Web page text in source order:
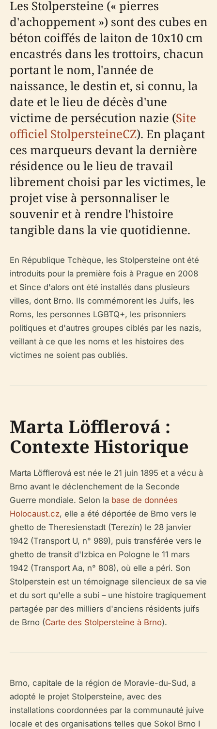
Les Stolpersteine (« pierres
d'achoppement ») sont des cubes en
béton coiffés de laiton de 10x10 cm
encastrés dans les trottoirs, chacun
portant le nom, l'année de
naissance, le destin et, si connu, la
date et le lieu de décès d'une
victime de persécution nazie (Site
officiel StolpersteineCZ). En plaçant
ces marqueurs devant la dernière
résidence ou le lieu de travail
librement choisi par les victimes, le
projet vise à personnaliser le
souvenir et à rendre l'histoire
tangible dans la vie quotidienne.
En République Tchèque, les Stolpersteine ont été
introduits pour la première fois à Prague en 2008
et Since d'alors ont été installés dans plusieurs
villes, dont Brno. Ils commémorent les Juifs, les
Roms, les personnes LGBTQ+, les prisonniers
politiques et d'autres groupes ciblés par les nazis,
veillant à ce que les noms et les histoires des
victimes ne soient pas oubliés.
Marta Löfflerová :
Contexte Historique
Marta Löfflerová est née le 21 juin 1895 et a vécu à
Brno avant le déclenchement de la Seconde
Guerre mondiale. Selon la base de données
Holocaust.cz, elle a été déportée de Brno vers le
ghetto de Theresienstadt (Terezín) le 28 janvier
1942 (Transport U, n° 989), puis transférée vers le
ghetto de transit d'Izbica en Pologne le 11 mars
1942 (Transport Aa, n° 808), où elle a péri. Son
Stolperstein est un témoignage silencieux de sa vie
et du sort qu'elle a subi – une histoire tragiquement
partagée par des milliers d'anciens résidents juifs
de Brno (Carte des Stolpersteine à Brno).
Brno, capitale de la région de Moravie-du-Sud, a
adopté le projet Stolpersteine, avec des
installations coordonnées par la communauté juive
locale et des organisations telles que Sokol Brno I